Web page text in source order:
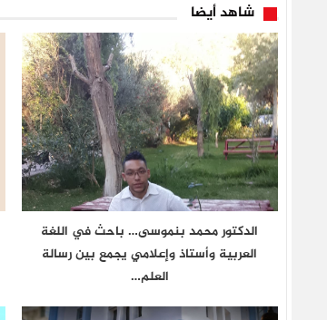
شاهد أيضا
الدكتور محمد بنموسى… باحث في اللغة
العربية وأستاذ وإعلامي يجمع بين رسالة
العلم…